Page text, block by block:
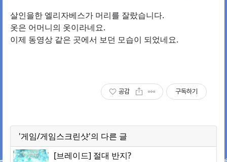
살인을한 엘리자베스가 머리를 잘랐습니다.
옷은 어머니의 옷이라네요.
이제 동영상 같은 곳에서 보던 모습이 되었네요.
공감 구독하기
'게임/게임스크린샷'의 다른 글
[브레이드] 절대 반지?